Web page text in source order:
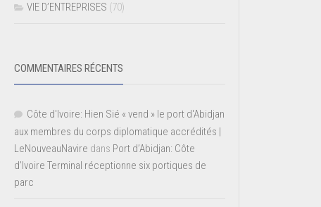
VIE D’ENTREPRISES (70)
COMMENTAIRES RÉCENTS
Côte d'Ivoire: Hien Sié « vend » le port d'Abidjan
aux membres du corps diplomatique accrédités |
LeNouveauNavire dans Port d’Abidjan: Côte
d’Ivoire Terminal réceptionne six portiques de
parc